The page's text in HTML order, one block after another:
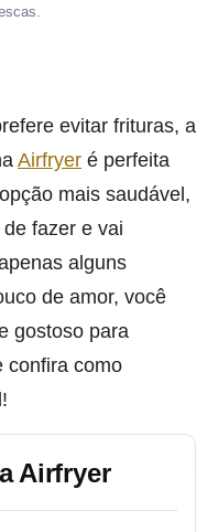
evitar frituras, a
Airfryer é perfeita
mais saudável,
fazer e vai
alguns
de amor, você
gostoso para
confira como
Airfryer